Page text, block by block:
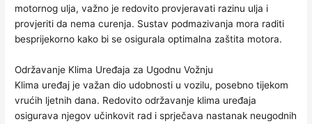
motornog ulja, važno je redovito provjeravati razinu ulja i
provjeriti da nema curenja. Sustav podmazivanja mora raditi
besprijekorno kako bi se osigurala optimalna zaštita motora.
Održavanje Klima Uređaja za Ugodnu Vožnju
Klima uređaj je važan dio udobnosti u vozilu, posebno tijekom
vrućih ljetnih dana. Redovito održavanje klima uređaja
osigurava njegov učinkovit rad i sprječava nastanak neugodnih